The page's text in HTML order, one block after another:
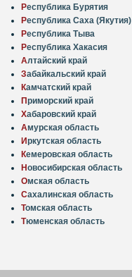
Республика Бурятия
Республика Саха (Якутия)
Республика Тыва
Республика Хакасия
Алтайский край
Забайкальский край
Камчатский край
Приморский край
Хабаровский край
Амурская область
Иркутская область
Кемеровская область
Новосибирская область
Омская область
Сахалинская область
Томская область
Тюменская область